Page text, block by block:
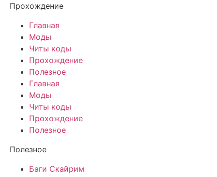
Прохождение
Главная
Моды
Читы коды
Прохождение
Полезное
Главная
Моды
Читы коды
Прохождение
Полезное
Полезное
Баги Скайрим